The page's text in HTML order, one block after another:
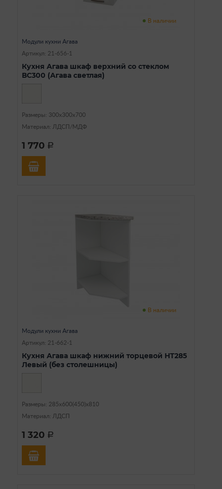
В наличии
Модули кухни Агава
Артикул: 21-656-1
Кухня Агава шкаф верхний со стеклом
ВС300 (Агава светлая)
Размеры: 300х300х700
Материал: ЛДСП/МДФ
1 770 a
В наличии
Модули кухни Агава
Артикул: 21-662-1
Кухня Агава шкаф нижний торцевой НТ285
Левый (без столешницы)
Размеры: 285х600(450)х810
Материал: ЛДСП
1 320 a